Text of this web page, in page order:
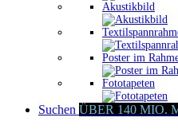
Akustikbild
Poster im
Fototapeten
Suchen ÜBER 140 MIO.